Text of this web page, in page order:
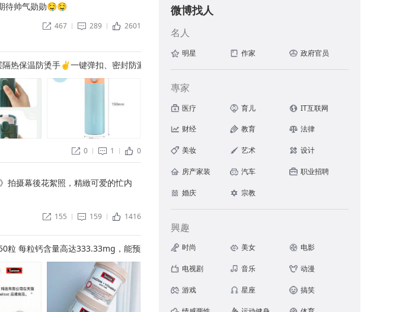
待帅气勋勋🤤🤤
ñ 2601
 289
 467
热保温防烫手✌一键弹扣、密封防漏🚀天气慢慢涼了，可以提前备上了
ñ 0
 1
 0
拍摄幕後花絮照，精緻可爱的忙内
ñ 1416
 159
 155
每粒钙含量高达333.33mg，能预防骨质疏鬆、缓解腰痠背痛等[举手]柠檬酸钙更好吸收还不伤胃~ 孕妈妈
微博找人
名人
明星 作家 政府官员
專家
医疗 育儿 IT互联网
财经 教育 法律
美妆 艺术 设计
房产家装 汽车 职业招聘
婚庆 宗教
興趣
时尚 美女 电影
电视剧 音乐 动漫
游戏 星座 搞笑